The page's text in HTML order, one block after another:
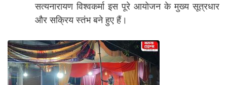
सत्यनारायण विश्वकर्मा इस पूरे आयोजन के मुख्य सूत्रधार
और सक्रिय स्तंभ बने हुए हैं।